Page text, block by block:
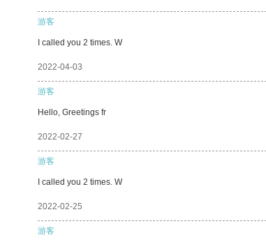
游客
I called you 2 times. W
2022-04-03
游客
Hello, Greetings fr
2022-02-27
游客
I called you 2 times. W
2022-02-25
游客